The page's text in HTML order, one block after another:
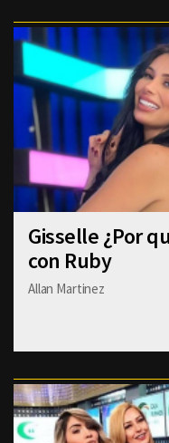
Gisselle ¿Por
con Ruby
Allan Martinez